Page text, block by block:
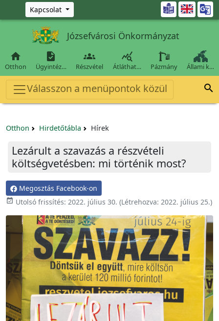
Ugrás a fő tartalomra
Kapcsolat 
Józsefvárosi Önkormányzat

Otthon

Ügyintéz…

Részvétel

Átláthat… Pázmány Állami k…
Válasszon a menüpontok közül 
Otthon Hirdetőtábla Hírek
Lezárult a szavazás a részvételi
költségvetésben: mi történik most?
Megosztás Facebook-on
 Utolsó frissítés: 2022. július 30. (Létrehozva: 2022. július 25.)